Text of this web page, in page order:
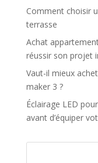
Comment choisir
terrasse
Achat
réussir son projet
Vaut-il mieux
maker 3 ?
Éclairage LED
avant d’équiper